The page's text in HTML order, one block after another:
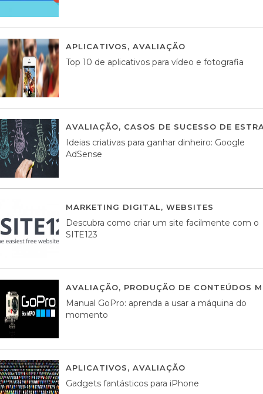
APLICATIVOS, AVALIAÇÃO
Top 10 de aplicativos para vídeo e fotografia
AVALIAÇÃO, CASOS DE SUCESSO DE
Ideias criativas para ganhar dinheiro: Google
AdSense
MARKETING DIGITAL, WEBSITES
Descubra como criar um site facilmente com o
SITE123
AVALIAÇÃO, PRODUÇÃO DE CONTEÚDOS
Manual GoPro: aprenda a usar a máquina do
momento
APLICATIVOS, AVALIAÇÃO
Gadgets fantásticos para iPhone